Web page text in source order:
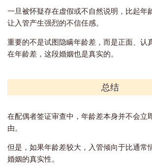
一旦被怀疑存在虚假或不自然说明，比起年
让入管产生强烈的不信任感。
重要的不是试图隐瞒年龄差，而是正面、认
在年龄差，这段婚姻也是真实的。
总结
在配偶者签证审查中，年龄差本身并不会立
由。
但是，如果年龄差较大，入管倾向于比通常
婚姻的真实性。